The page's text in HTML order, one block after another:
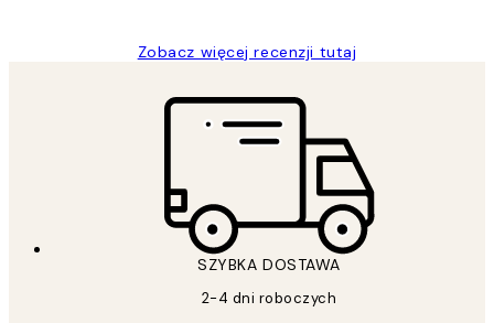
Zobacz więcej recenzji tutaj
SZYBKA DOSTAWA
2-4 dni roboczych